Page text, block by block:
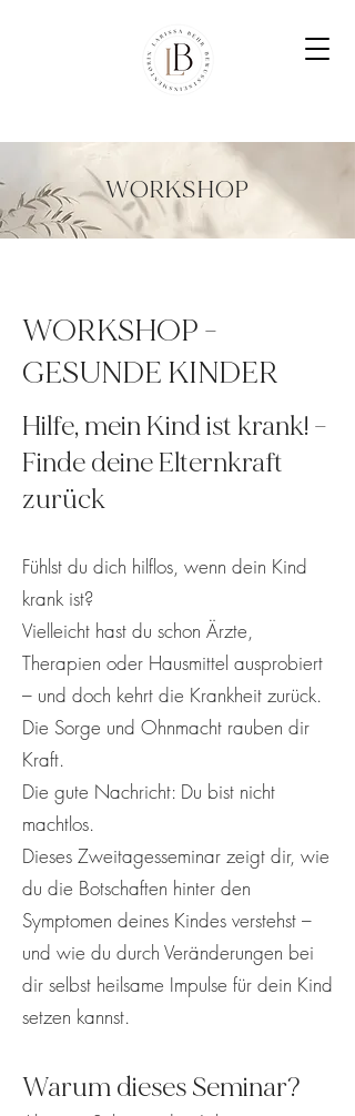
WORKSHOP
WORKSHOP -
GESUNDE KINDER
Hilfe, mein Kind ist krank! –
Finde deine Elternkraft
zurück
Fühlst du dich hilflos, wenn dein Kind
krank ist?
Vielleicht hast du schon Ärzte,
Therapien oder Hausmittel ausprobiert
– und doch kehrt die Krankheit zurück.
Die Sorge und Ohnmacht rauben dir
Kraft.
Die gute Nachricht: Du bist nicht
machtlos.
Dieses Zweitagesseminar zeigt dir, wie
du die Botschaften hinter den
Symptomen deines Kindes verstehst –
und wie du durch Veränderungen bei
dir selbst heilsame Impulse für dein Kind
setzen kannst.
Warum dieses Seminar?